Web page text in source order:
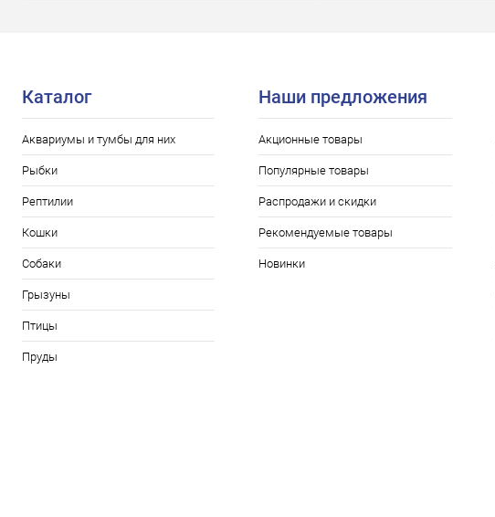
Каталог
Аквариумы и тумбы для них
Рыбки
Рептилии
Кошки
Собаки
Грызуны
Птицы
Пруды
Наши предложения
Акционные товары
Популярные товары
Распродажи и скидки
Рекомендуемые товары
Новинки